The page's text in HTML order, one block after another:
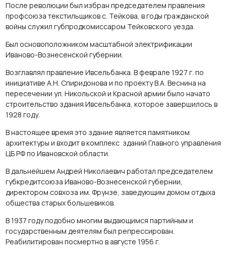
После революции был избран председателем правления
профсоюза текстильщиков с. Тейкова, в годы гражданской
войны служил губпродкомиссаром Тейковского уезда.
Был основоположником масштабной электрификации
Иваново-Вознесенской губернии.
Возглавлял правление Ивсельбанка. В феврале 1927 г. по
инициативе А.Н. Спиридонова и по проекту В.А. Веснина на
пересечении ул. Никольской и Красной армии было начато
строительство здания Ивсельбанка, которое завершилось в
1928 году.
В настоящее время это здание является памятником
архитектуры и входит в комплекс зданий Главного управления
ЦБ РФ по Ивановской области.
В дальнейшем Андрей Николаевич работал председателем
губкредитсоюза Иваново-Вознесенской губернии,
директором совхоза им. Фрунзе, заведующим домом отдыха
общества старых большевиков.
В 1937 году подобно многим выдающимся партийным и
государственным деятелям был репрессирован.
Реабилитирован посмертно в августе 1956 г.